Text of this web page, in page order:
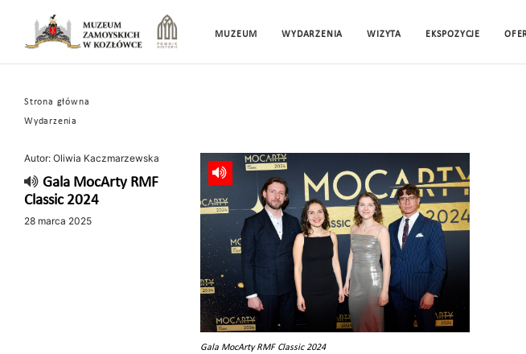
MUZEUM WYDARZENIA WIZYTA EKSPOZYCJE
Strona główna
Wydarzenia
Autor: Oliwia Kaczmarzewska
Gala MocArty RMF
Classic 2024
28 marca 2025
Gala MocArty RMF Classic 2024